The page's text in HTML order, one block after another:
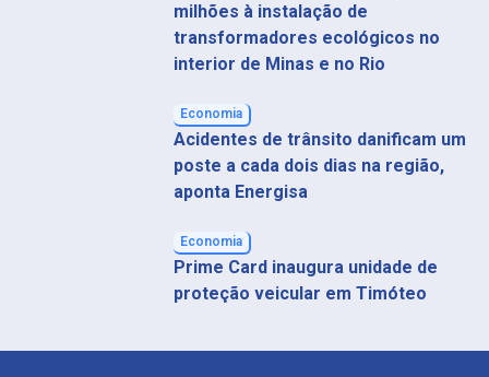
milhões à instalação de
transformadores ecológicos no
interior de Minas e no Rio
Economia
Acidentes de trânsito danificam um
poste a cada dois dias na região,
aponta Energisa
Economia
Prime Card inaugura unidade de
proteção veicular em Timóteo